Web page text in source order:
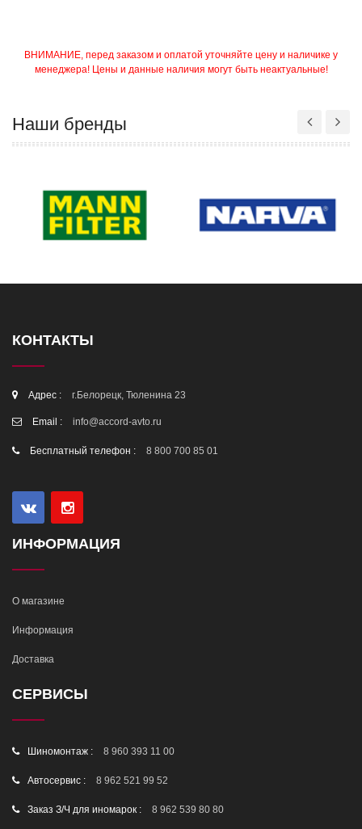
ВНИМАНИЕ, перед заказом и оплатой уточняйте цену и наличике у
менеджера! Цены и данные наличия могут быть неактуальные!
Наши бренды
КОНТАКТЫ
Адрес : г.Белорецк, Тюленина 23
Email : info@accord-avto.ru
Бесплатный телефон : 8 800 700 85 01
ИНФОРМАЦИЯ
О магазине
Информация
Доставка
СЕРВИСЫ
Шиномонтаж : 8 960 393 11 00
Автосервис : 8 962 521 99 52
Заказ З/Ч для иномарок : 8 962 539 80 80